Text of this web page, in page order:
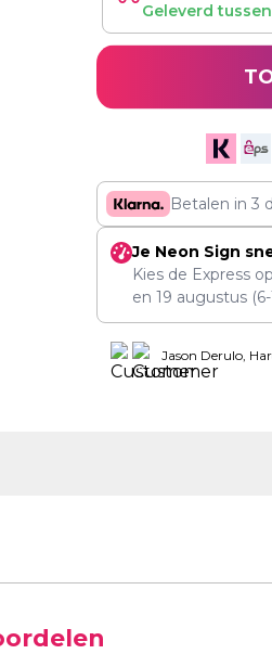
Geleverd tussen
Betalen in 3
Je Neon Sign
Kies de Express
en 19 augustus(6-
Jason Derulo,